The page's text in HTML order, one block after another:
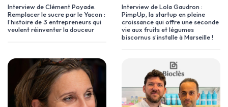
Interview de Clément Poyade.
Remplacer le sucre par le Yacon :
l’histoire de 3 entrepreneurs qui
veulent réinventer la douceur
Interview de Lola Gaudron :
PimpUp, la startup en pleine
croissance qui offre une seconde
vie aux fruits et légumes
biscornus s’installe à Marseille !